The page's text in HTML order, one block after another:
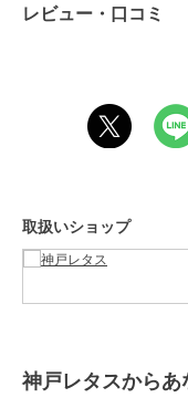
商品カテゴリ
ー
イ
ル
ミ
レビュー・口コミ
取扱いショップ
神戸レタスから